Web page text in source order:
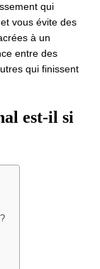
qui
vous évite des
à un
entre des
qui finissent
est-il si